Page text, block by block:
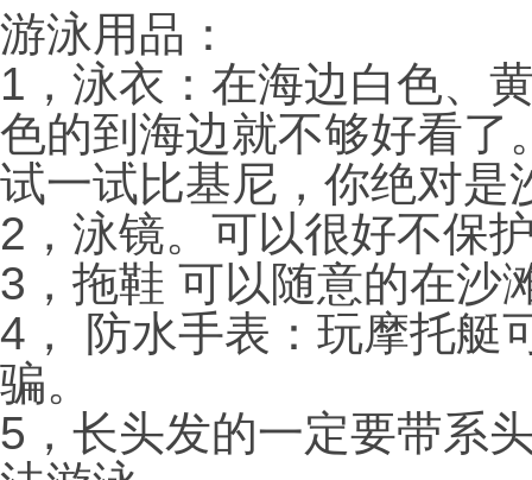
游泳用品：
1，泳衣：在海边白色、
色的到海边就不够好看了
试一试比基尼，你绝对是
2，泳镜。可以很好不保
3，拖鞋 可以随意的在沙
4， 防水手表：玩摩托艇
骗。
5，长头发的一定要带系